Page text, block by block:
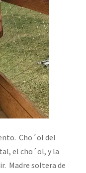
Cho´ol del
el cho´ol, y la
Madre soltera de